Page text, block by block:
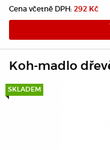
Cena včetně DPH: 292 Kč
Koh-madlo
SKLADEM